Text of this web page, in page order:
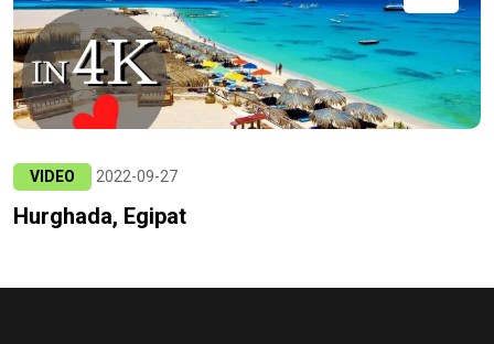
VIDEO 2022-09-27
Hurghada, Egipat